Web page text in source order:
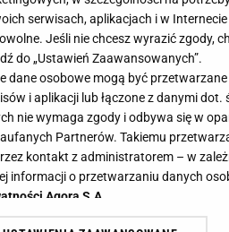
serwisach, aplikacjach i w
Jeśli nie chcesz wyrazić zgody,
do „Ustawień Zaawansowanych”.
dane osobowe mogą być
i aplikacji lub łączone z danymi
nie wymaga zgody i odbywa się w
Partnerów. Takiemu
kontakt z administratorem – w
informacji o przetwarzaniu danych
Agora S.A.